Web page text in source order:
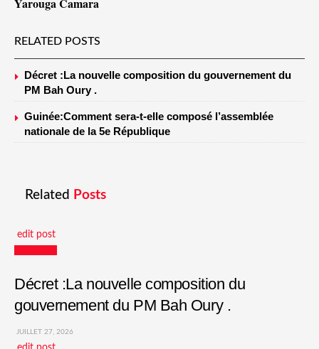
RELATED POSTS
Décret :La nouvelle composition du gouvernement du
PM Bah Oury .
Guinée:Comment sera-t-elle composé l’assemblée
nationale de la 5e République
Related Posts
edit post
Décret :La nouvelle composition du
gouvernement du PM Bah Oury .
JUILLET 27, 2026